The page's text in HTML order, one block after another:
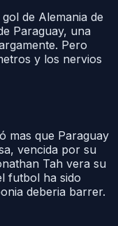
de Alemania de
Paraguay, una
Pero
y los nervios
mas que Paraguay
vencida por su
Tah vera su
futbol ha sido
deberia barrer.